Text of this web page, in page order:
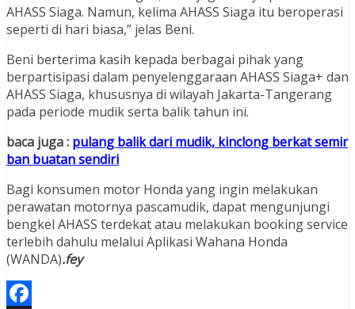
AHASS Siaga. Namun, kelima AHASS Siaga itu beroperasi
seperti di hari biasa,” jelas Beni.
Beni berterima kasih kepada berbagai pihak yang
berpartisipasi dalam penyelenggaraan AHASS Siaga+ dan
AHASS Siaga, khususnya di wilayah Jakarta-Tangerang
pada periode mudik serta balik tahun ini.
baca juga : pulang balik dari mudik, kinclong berkat semir
ban buatan sendiri
Bagi konsumen motor Honda yang ingin melakukan
perawatan motornya pascamudik, dapat mengunjungi
bengkel AHASS terdekat atau melakukan booking service
terlebih dahulu melalui Aplikasi Wahana Honda
(WANDA).fey